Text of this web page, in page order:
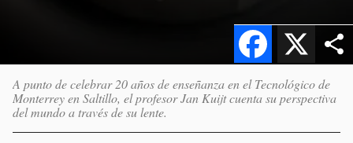
X
Facebook
A punto de celebrar 20 años de enseñanza en el Tecnológico de
Monterrey en Saltillo, el profesor Jan Kuijt cuenta su perspectiva
del mundo a través de su lente.